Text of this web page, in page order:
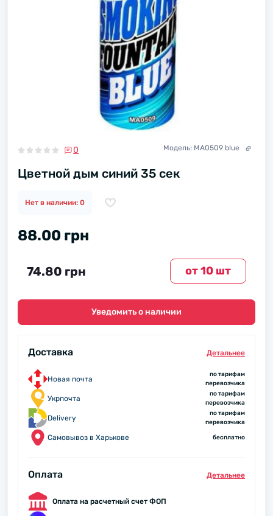
0 Модель: MA0509 blue
Цветной дым синий 35 сек
Нет в наличии: 0
88.00 грн
от 10 шт
74.80 грн
Уведомить о наличии
Доставка Детальнее
Новая почта
по тарифам
перевозчика
Укрпочта
по тарифам
перевозчика
Delivery
по тарифам
перевозчика
Самовывоз в Харькове бесплатно
Оплата Детальнее
Оплата на расчетный счет ФОП